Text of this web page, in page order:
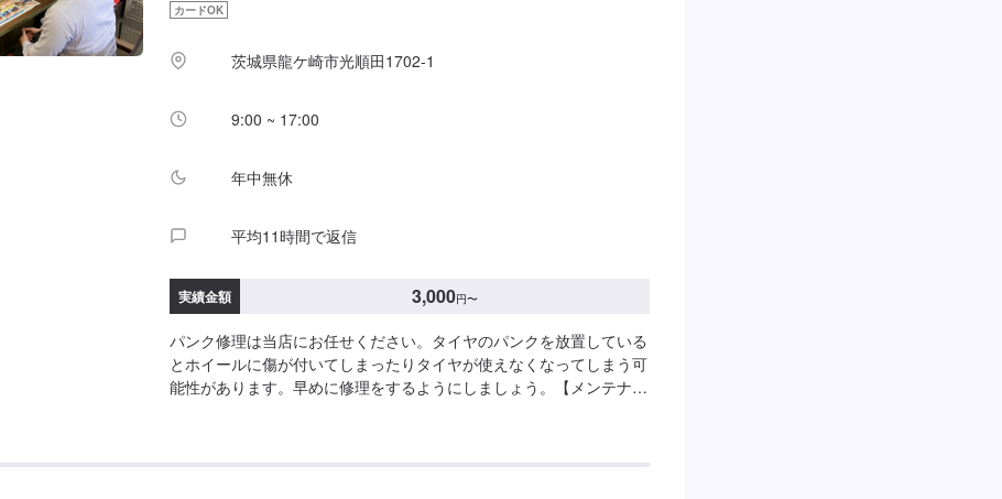
プライド。お客様それぞれのニーズや条件に確実に応えることにこだ
積りにご納得いただければ作業開始【4】仕上がり次第納車-----納期
後する場合がございます。予めご了承ください。-----ご来店時の注
意、受付方法-----入庫の際はお気をつけてお越しください。駐車スペ
タッフへ「メンテモで予約しました」とお伝えください。ご案内いた
間：8:30~17:30
カードOK
茨城県龍ケ崎市光順田1702-1
9:00 ~ 17:00
年中無休
平均11時間で返信
実績金額 3,000円〜
パンク修理は当店にお任せください。タイヤのパンクを放置している
とホイールに傷が付いてしまったりタイヤが使えなくなってしまう可
能性があります。早めに修理をするようにしましょう。【メンテナン